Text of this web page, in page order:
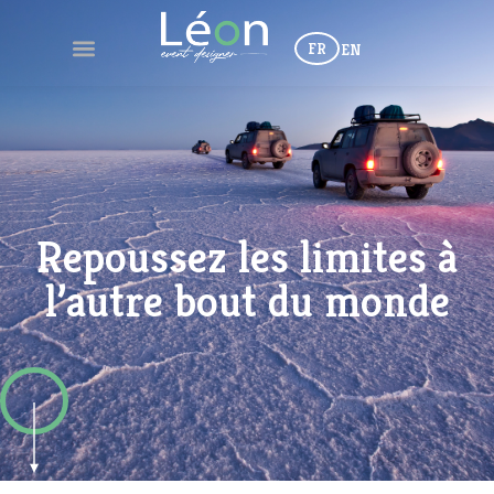
FR EN
Repoussez les limites à
l’autre bout du monde